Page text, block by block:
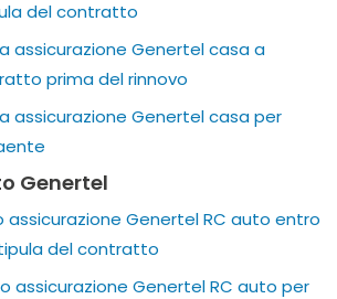
del contratto
assicurazione Genertel casa a
prima del rinnovo
assicurazione Genertel casa per
Genertel
assicurazione Genertel RC auto entro
del contratto
assicurazione Genertel RC auto per